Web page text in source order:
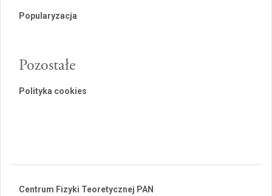
Popularyzacja
Pozostałe
Polityka cookies
Centrum Fizyki Teoretycznej PAN